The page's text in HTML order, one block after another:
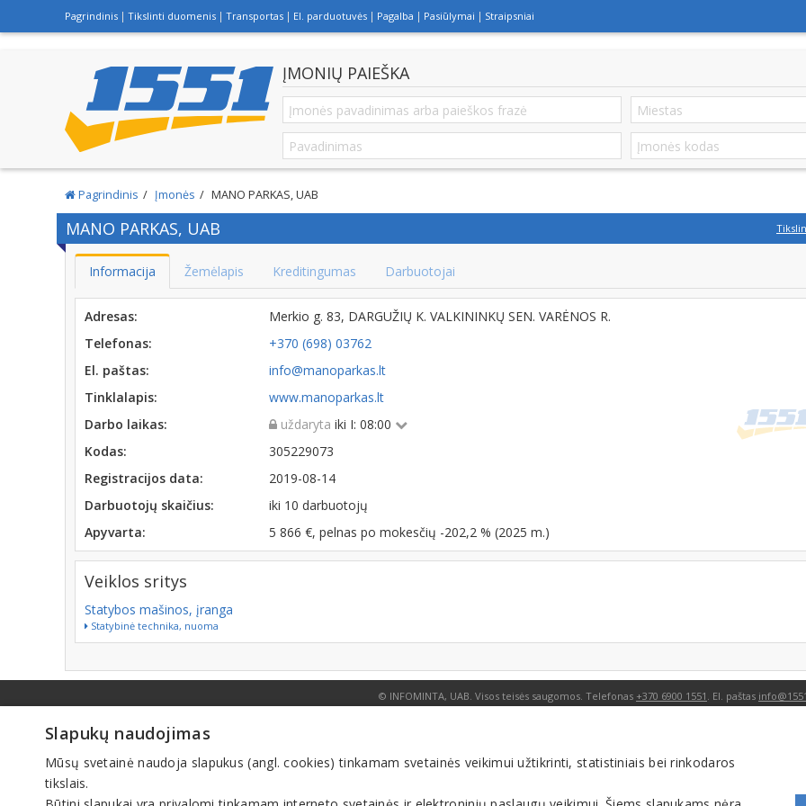
Pagrindinis Tikslinti duomenis Transportas El. parduotuvės Pagalba Pasiūlymai Straipsniai
ĮMONIŲ PAIEŠKA
Pagrindinis Įmonės MANO PARKAS, UAB
MANO PARKAS, UAB
Informacija Žemėlapis Kreditingumas Darbuotojai
Adresas:
Merkio g. 83, DARGUŽIŲ K. VALKININKŲ SEN. VARĖNOS R.
Telefonas:
+370 (698) 03762
El. paštas:
info@manoparkas.lt
Tinklalapis:
www.manoparkas.lt
Darbo laikas:
uždaryta iki I: 08:00
Kodas:
305229073
Registracijos data:
2019-08-14
Darbuotojų skaičius:
iki 10 darbuotojų
Apyvarta:
5 866 €, pelnas po mokesčių -202,2 % (2025 m.)
Veiklos sritys
Statybos mašinos, įranga
Statybinė technika, nuoma
© INFOMINTA, UAB. Visos teisės saugomos. Telefonas +370 6900 1551 . El. paštas
Slapukų naudojimas
Mūsų svetainė naudoja slapukus (angl. cookies) tinkamam svetainės veikimui užtikrinti, statistiniais bei rinkodaros
tikslais.